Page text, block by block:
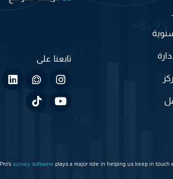
survey software plays a major role in helping us keep in